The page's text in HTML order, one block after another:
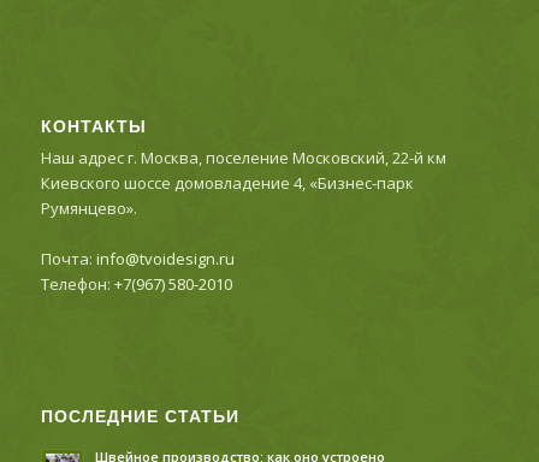
КОНТАКТЫ
Наш адрес г. Москва, поселение Московский, 22-й км
Киевского шоссе домовладение 4, «Бизнес-парк
Румянцево».
Почта: info@tvoidesign.ru
Телефон: +7(967) 580-2010
ПОСЛЕДНИЕ СТАТЬИ
Швейное производство: как оно устроено